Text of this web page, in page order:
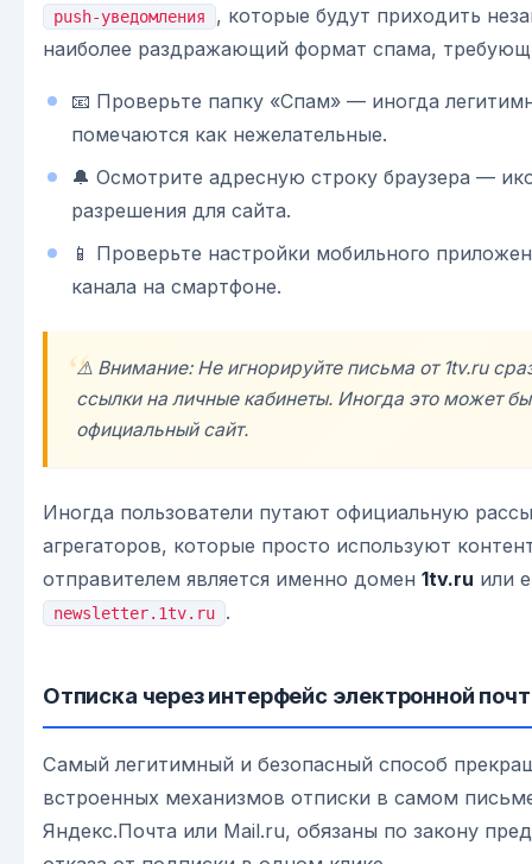
push-уведомления
, которые будут приходить
наиболее раздражающий формат спама,
📧 Проверьте папку «Спам» — иногда
помечаются как нежелательные.
🔔 Осмотрите адресную строку браузера —
разрешения для сайта.
📱 Проверьте настройки мобильного
канала на смартфоне.
⚠️ Внимание: Не игнорируйте письма от 1tv.ru
ссылки на личные кабинеты. Иногда это может
официальный сайт.
Иногда пользователи путают официальную
агрегаторов, которые просто используют
отправителем является именно домен 1tv.ru или
newsletter.1tv.ru .
Отписка через интерфейс электронной
Самый легитимный и безопасный способ
встроенных механизмов отписки в самом
Яндекс.Почта или Mail.ru, обязаны по закону